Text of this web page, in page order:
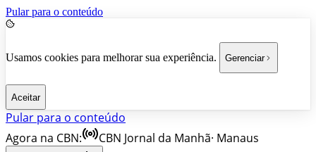
Pular para o conteúdo
Usamos cookies para melhorar sua experiência. Gerenciar
Aceitar
Pular para o conteúdo
Agora na CBN:
CBN Jornal da Manhã· Manaus